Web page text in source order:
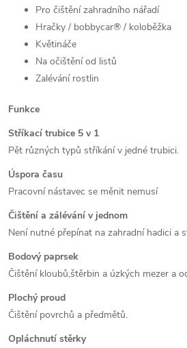
Pro čištění zahradního nářadí
Hračky / bobbycar® / koloběžka
Květináče
Na očištění od listů
Zalévání rostlin
Funkce
Stříkací trubice 5 v 1
Pět různých typů stříkání v jedné trubici.
Úspora času
Pracovní nástavec se měnit nemusí
Čištění a zálévání v jednom
Není nutné přepínat na zahradní hadici a
Bodový paprsek
Čištění kloubů,štěrbin a úzkých mezer a
Plochý proud
Čištění povrchů a předmětů.
Opláchnutí stěrky